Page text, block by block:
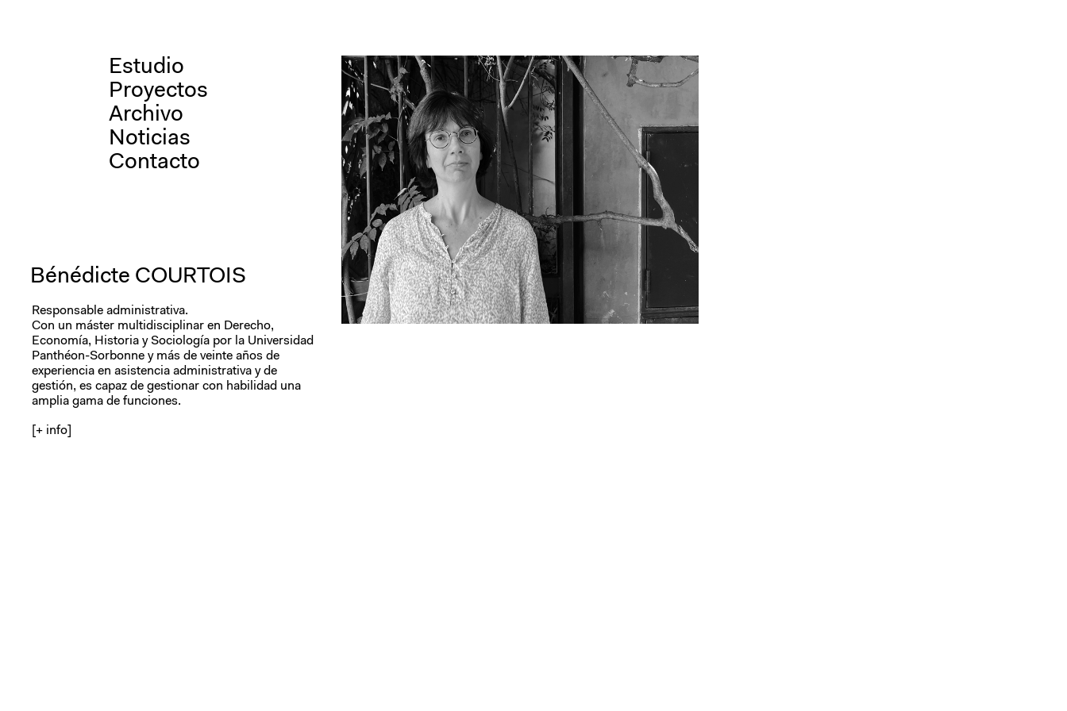
Estudio
Proyectos
Archivo
Noticias
Contacto
Bénédicte COURTOIS
Responsable administrativa.
Con un máster multidisciplinar en Derecho,
Economía, Historia y Sociología por la Universidad
Panthéon-Sorbonne y más de veinte años de
experiencia en asistencia administrativa y de
gestión, es capaz de gestionar con habilidad una
amplia gama de funciones.
[+ info]